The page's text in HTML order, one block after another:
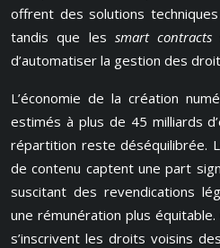
offrent des solutions
tandis que les smart contracts
d’automatiser la gestion des
L’économie de la création
estimés à plus de 45 milliards
répartition reste déséquilibrée.
de contenu captent une part
suscitant des revendications
une rémunération plus
s’inscrivent les droits voisins